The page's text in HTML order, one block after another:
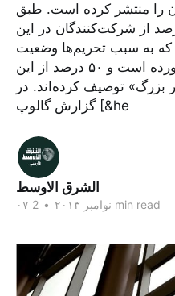
را منتشر کرده است. طبق
نظرسنجی ۸۵ درصد از شرکت‌کنندگان در این
به سبب تحریم‌ها وضعیت
معاش و زندگیشان ضربه خورده است و ۵۰ درصد از این
بزرگ» توصیف کرده‌اند. در
گزارش گالوپ [&he
الشرق الاوسط
۰۷ نوامبر ۲۰۱۳ • 2 min read